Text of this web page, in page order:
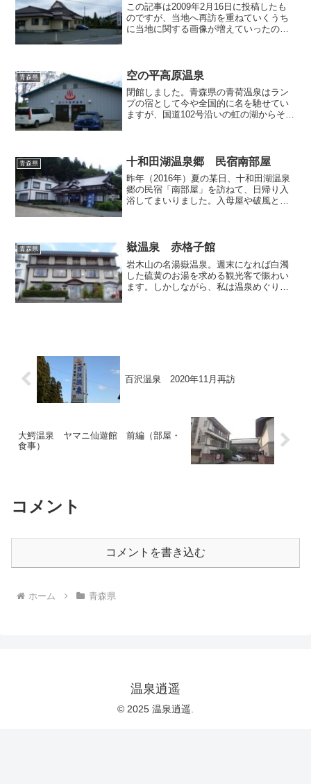
この記事は2009年2月16日に投稿したも
のですが、当地へ再訪を重ねていくうち
に当地に関する画像が増えていったの
小川原...
青森県 空の平高原温泉
閉館しました。青森県の青荷温泉はラン
プの宿として今や全国的に名を馳せてい
ますが、国道102号沿いの虹の湖からその
石の100円温泉と同...
青森県 十和田湖温泉郷 民宿南部屋
昨年（2016年）夏の某日、十和田湖温泉
郷の民宿「南部屋」を訪ねて、日帰り入
浴してまいりました。入母屋や破風とい
は日帰り入浴を受け付...
青森県 嶽温泉 赤格子館
岩木山の名湯嶽温泉。週末になれば白濁
した硫黄のお湯を求める観光客で賑わい
ます。しかしながら、私は温泉めぐりを
百沢温泉 2020年11月再訪
大鰐温泉 ヤマニ仙遊館 前編（部屋・
食事）
コメント
コメントを書き込む
ホーム 青森県
温泉逍遥
© 2025 温泉逍遥.